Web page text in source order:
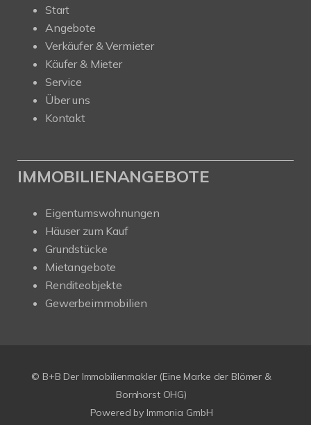
Start
Angebote
Verkäufer & Vermieter
Käufer & Mieter
Service
Über uns
Kontakt
IMMOBILIENANGEBOTE
Eigentumswohnungen
Häuser zum Kauf
Grundstücke
Mietangebote
Renditeobjekte
Gewerbeimmobilien
© B+B Der Immobilienmakler (Eine Marke der Blömer &
Bornhorst OHG)
Powered by Immonia GmbH